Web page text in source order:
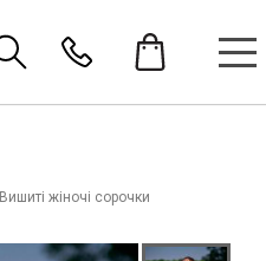
Вишиті жіночі сорочки